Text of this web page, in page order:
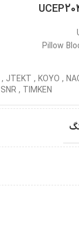
Pillow
, JTEKT , KOYO ,
SNR, TIMKEN